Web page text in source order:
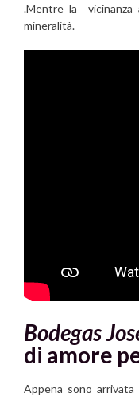
.Mentre la vicinanza
mineralità.
Bodegas
di amore
Appena sono arrivata